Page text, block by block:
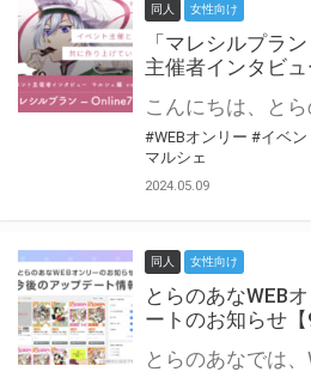
同人 女性向け
「マレシルプラ
主催者インタビ
#WEBオンリー #イベン
マルシェ
2024.05.09
同人 女性向け
とらのあなWEB
ートのお知らせ【